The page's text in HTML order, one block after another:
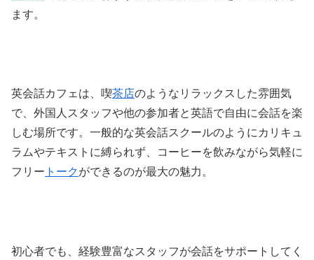
ます。
英会話カフェは、喫茶店のようなリラックスした雰囲気
で、外国人スタッフや他の参加者と英語で自由に会話を楽
しむ場所です。一般的な英会話スクールのようにカリキュ
ラムやテキストに縛られず、コーヒーを飲みながら気軽に
フリー トークができるのが最大の魅力。
初心者でも、経験豊富なスタッフが会話をサポートしてく